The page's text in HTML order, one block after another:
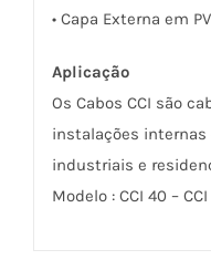
• Capa Externa em
Aplicação
Os Cabos CCI são
instalações
industriais e
Modelo : CCI 40 –